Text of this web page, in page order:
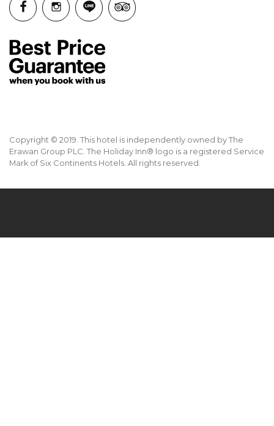
Copyright © 2019. This hotel is independently owned by The
Erawan Group PLC. The Holiday Inn® logo is a registered Service
Mark of Six Continents Hotels. All rights reserved.